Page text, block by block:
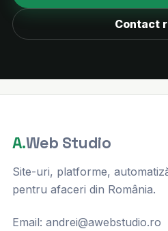
Contact
A.Web Studio
Site-uri, platforme,
pentru afaceri din România.
Email: andrei@awebstudio.ro